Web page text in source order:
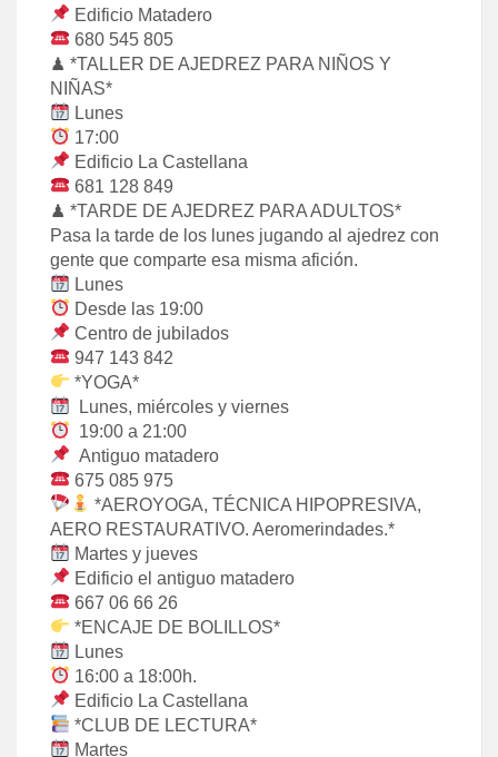
Edificio Matadero
680 545 805
♟ *TALLER DE AJEDREZ PARA NIÑOS Y
NIÑAS*
Lunes
17:00
Edificio La Castellana
681 128 849
♟ *TARDE DE AJEDREZ PARA ADULTOS*
Pasa la tarde de los lunes jugando al ajedrez con
gente que comparte esa misma afición.
Lunes
Desde las 19:00
Centro de jubilados
947 143 842
*YOGA*
Lunes, miércoles y viernes
19:00 a 21:00
Antiguo matadero
675 085 975
*AEROYOGA, TÉCNICA HIPOPRESIVA,
AERO RESTAURATIVO. Aeromerindades.*
Martes y jueves
Edificio el antiguo matadero
667 06 66 26
*ENCAJE DE BOLILLOS*
Lunes
16:00 a 18:00h.
Edificio La Castellana
*CLUB DE LECTURA*
Martes